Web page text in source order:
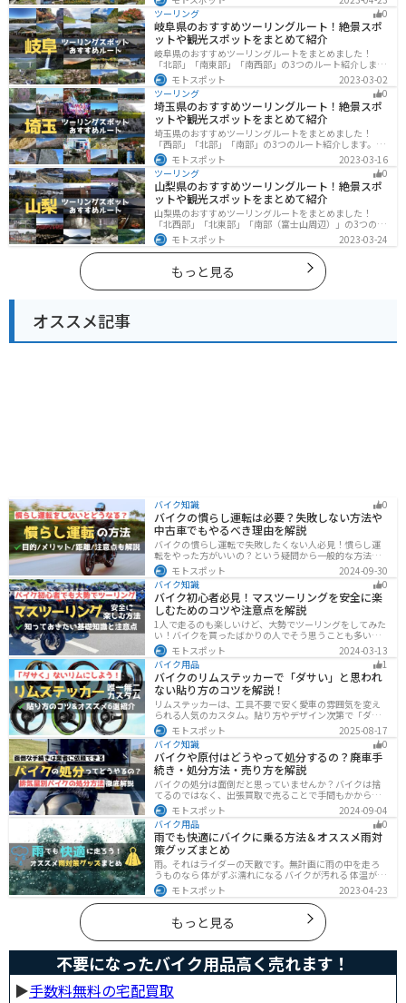
スポットが多数あります。バイクで佐渡島にツーリング
に行く際は参考にしてください。
ツーリング
0
岐阜県のおすすめツーリングルート！絶景スポ
ットや観光スポットをまとめて紹介
岐阜県のおすすめツーリングルートをまとめました！
「北部」「南東部」「南西部」の3つのルート紹介しま
す。自然豊かな山が充実しており、山を生かした施設や
グルメ、絶景スポットなど、自然を満喫するツーリング
ができます。バイクで岐阜県にツーリングに行く際は参
考にしてください。
モトスポット
2023-03-02
ツーリング
0
埼玉県のおすすめツーリングルート！絶景スポ
ットや観光スポットをまとめて紹介
埼玉県のおすすめツーリングルートをまとめました！
「西部」「北部」「南部」の3つのルート紹介します。自
然豊かな西側と街中の東側で違った楽しみ方ができま
す。バイクで埼玉県にツーリングに行く際は参考にして
ください。
モトスポット
2023-03-16
ツーリング
0
山梨県のおすすめツーリングルート！絶景スポ
ットや観光スポットをまとめて紹介
山梨県のおすすめツーリングルートをまとめました！
「北西部」「北東部」「南部（富士山周辺）」の3つのル
ート紹介します。富士山を中心に自然豊かな景色や食事
を楽しめるスポットが多数あります。バイクで山梨県に
ツーリングに行く際は参考にしてください。
モトスポット 2023-03-24
もっと見る
オススメ記事
バイク知識 0
バイクの慣らし運転は必要？失敗しない方法や
中古車でもやるべき理由を解説
バイクの慣らし運転で失敗したくない人必見！慣らし運
転をやった方がいいの？という疑問から一般的な方法、
メーカ推奨の方法まで具体的に解説します。注意点や中
古車でもやった方がいいのか慣らし運転後にやるべきこ
ともまとめたので、これからバイクを買おうとしている
人は参考にしてください。
モトスポット
2024-09-30
バイク知識
0
バイク初心者必見！マスツーリングを安全に楽
しむためのコツや注意点を解説
1人で走るのも楽しいけど、大勢でツーリングをしてみた
い！バイクを買ったばかりの人でそう思うことも多いで
しょう。他の人と一緒に走るマスツーリングはとても楽
しいですが、安全に楽しむために確認すべきことや注意
点などたくさんあります。1人で走る時とは違った難しさ
もあるので、しっかりと確認しておきましょう。
モトスポット
2024-03-13
バイク用品
1
バイクのリムステッカーで「ダサい」と思われ
ない貼り方のコツを解説！
リムステッカーは、工具不要で安く愛車の雰囲気を変え
られる人気のカスタム。貼り方やデザイン次第で「ダサ
い」仕上がりになることも。本記事では失敗例や選び
方、きれいに貼るコツからおすすめ商品まで詳しく紹
介。初心者でも安心して足回りをカッコよくドレスアッ
プできます。
モトスポット
2025-08-17
バイク知識
0
バイクや原付はどうやって処分するの？廃車手
続き・処分方法・売り方を解説
バイクの処分は面倒だと思っていませんか？バイクは捨
てるのではなく、出張買取で売ることで手間もかからず
お金にできます。売る以外の選択肢も含めて処分方法を
まとめていますので、バイクを処分しようとしている人
は参考にしてください。
モトスポット
2024-09-04
バイク用品
0
雨でも快適にバイクに乗る方法＆オススメ雨対
策グッズまとめ
雨。それはライダーの天敵です。無計画に雨の中を走ろ
うものなら 体がずぶ濡れになる バイクが汚れる 体温が奪
われて集中力が低下する 雨で視界が悪くなる 路面が濡れ
て滑りやすくなるなど、晴れの日にはないマイナス要素
が盛りだくさんでライダーに押し寄せてきます。そんな
雨の中を好んで走ろうなんて誰も考えていないはずです
が、どうしても避けられない場合もありますよね。この
記事では、レインウエアや防水バッグをはじめ、ライダ
ーや荷物を雨から守るための方法やグッズなどについて
紹介します。雨はライダーにとって非常に厄介なモノで
すが、バッチリと対策しておけば意外と快適に走れてし
まうものです
モトスポット 2023-04-23
もっと見る
不要になったバイク用品高く売れます！
▶︎手数料無料の宅配買取